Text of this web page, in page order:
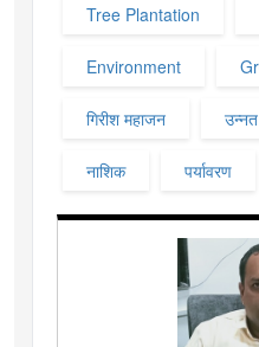
Tree Plantation
Environment
गिरीश महाजन
नाशिक पर्यावरण